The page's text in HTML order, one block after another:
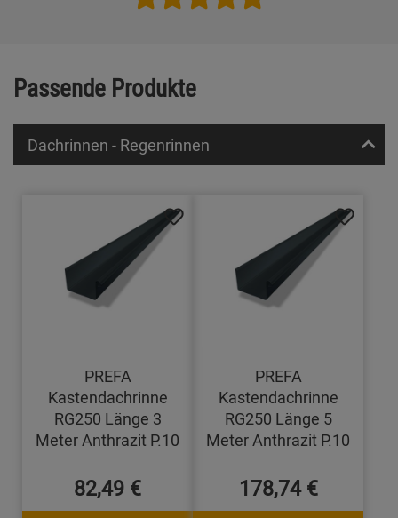
Passende Produkte
Dachrinnen - Regenrinnen
PREFA
Kastendachrinne
RG250 Länge 3
Meter Anthrazit P.10
82,49 €
PREFA
Kastendachrinne
RG250 Länge 5
Meter Anthrazit P.10
178,74 €